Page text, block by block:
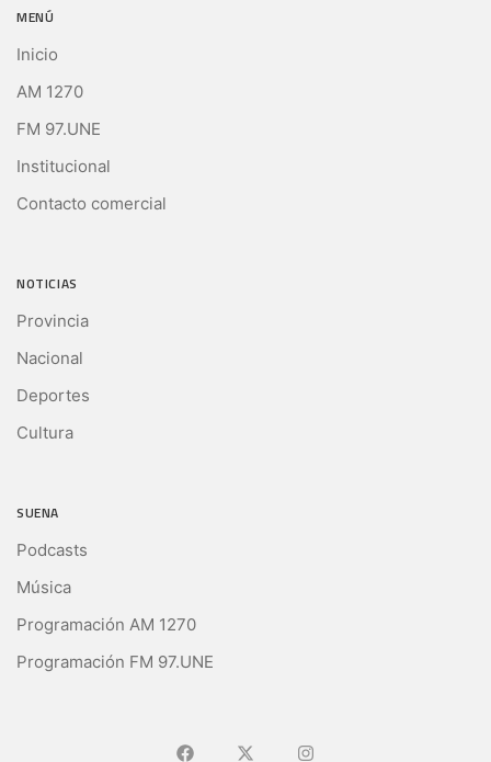
MENÚ
Inicio
AM 1270
FM 97.UNE
Institucional
Contacto comercial
NOTICIAS
Provincia
Nacional
Deportes
Cultura
SUENA
Podcasts
Música
Programación AM 1270
Programación FM 97.UNE
Ir a FacebookIr a X (Ex-Twitter)
Ir a